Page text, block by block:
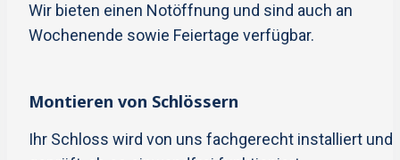
Wir bieten einen Notöffnung und sind auch an
Wochenende sowie Feiertage verfügbar.
Montieren von Schlössern
Ihr Schloss wird von uns fachgerecht installiert und